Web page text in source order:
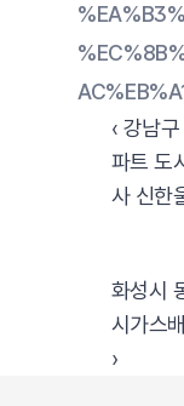
‹ 강남
파트 도
사 신한
화성시
시가스
›